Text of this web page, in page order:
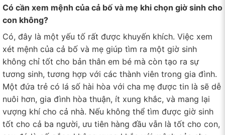
Có cần xem mệnh của cả bố và mẹ khi chọn giờ sinh cho
con không?
Có, đây là một yếu tố rất được khuyến khích. Việc xem
xét mệnh của cả bố và mẹ giúp tìm ra một giờ sinh
không chỉ tốt cho bản thân em bé mà còn tạo ra sự
tương sinh, tương hợp với các thành viên trong gia đình.
Một đứa trẻ có lá số hài hòa với cha mẹ được tin là sẽ dễ
nuôi hơn, gia đình hòa thuận, ít xung khắc, và mang lại
vượng khí cho cả nhà. Nếu không thể tìm được giờ sinh
tốt cho cả ba người, ưu tiên hàng đầu vẫn là tốt cho con,